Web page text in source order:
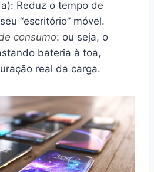
Reduz o tempo de
“escritório” móvel.
consumo: ou seja, o
bateria à toa,
real da carga.